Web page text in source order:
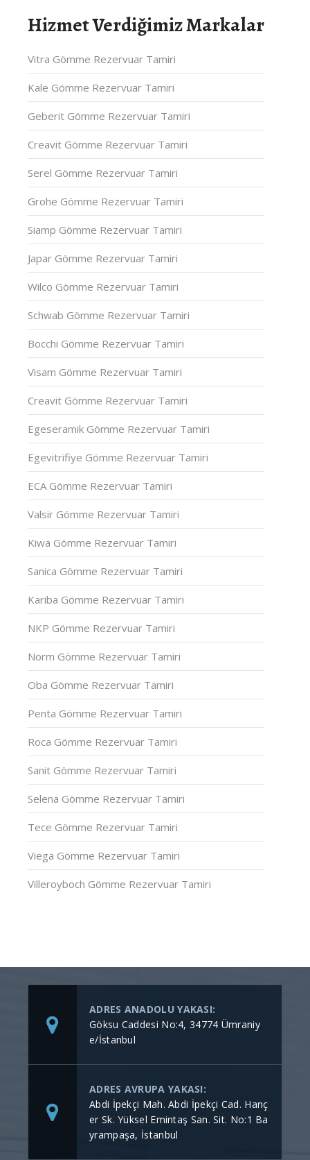
Hizmet Verdiğimiz Markalar
Vitra Gömme Rezervuar Tamiri
Kale Gömme Rezervuar Tamiri
Geberit Gömme Rezervuar Tamiri
Creavit Gömme Rezervuar Tamiri
Serel Gömme Rezervuar Tamiri
Grohe Gömme Rezervuar Tamiri
Siamp Gömme Rezervuar Tamiri
Japar Gömme Rezervuar Tamiri
Wilco Gömme Rezervuar Tamiri
Schwab Gömme Rezervuar Tamiri
Bocchi Gömme Rezervuar Tamiri
Visam Gömme Rezervuar Tamiri
Creavit Gömme Rezervuar Tamiri
Egeseramik Gömme Rezervuar Tamiri
Egevitrifiye Gömme Rezervuar Tamiri
ECA Gömme Rezervuar Tamiri
Valsir Gömme Rezervuar Tamiri
Kiwa Gömme Rezervuar Tamiri
Sanica Gömme Rezervuar Tamiri
Kariba Gömme Rezervuar Tamiri
NKP Gömme Rezervuar Tamiri
Norm Gömme Rezervuar Tamiri
Oba Gömme Rezervuar Tamiri
Penta Gömme Rezervuar Tamiri
Roca Gömme Rezervuar Tamiri
Sanit Gömme Rezervuar Tamiri
Selena Gömme Rezervuar Tamiri
Tece Gömme Rezervuar Tamiri
Viega Gömme Rezervuar Tamiri
Villeroyboch Gömme Rezervuar Tamiri
ADRES ANADOLU YAKASI:
Göksu Caddesi No:4, 34774 Ümraniy
e/İstanbul
ADRES AVRUPA YAKASI:
Abdi İpekçi Mah. Abdi İpekçi Cad. Hanç
er Sk. Yüksel Emintaş San. Sit. No:1 Ba
yrampaşa, İstanbul